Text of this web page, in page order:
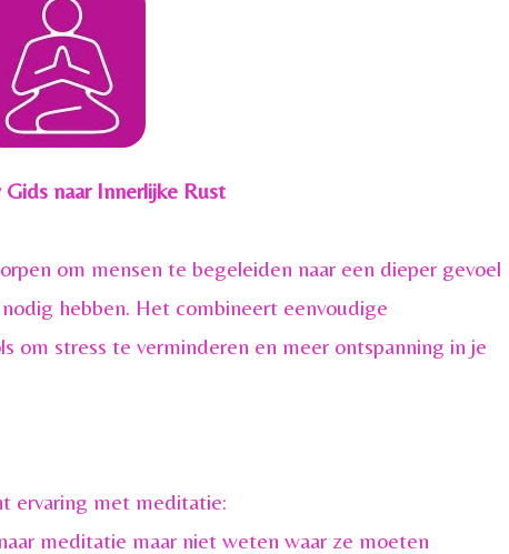
naar Innerlijke Rust
om mensen te begeleiden naar een dieper gevoel
hebben. Het combineert eenvoudige
om stress te verminderen en meer ontspanning in je
ervaring met meditatie:
meditatie maar niet weten waar ze moeten